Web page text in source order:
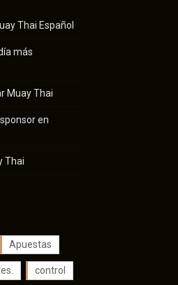
Thai Español
más
Muay Thai
en
Thai
Apuestas
control